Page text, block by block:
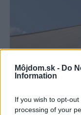
Môjdom.sk - Do
Information
If you wish to opt-
processing of your